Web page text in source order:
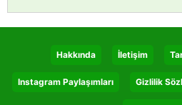
Hakkında İletişim
Instagram Paylaşımları Gizlilik